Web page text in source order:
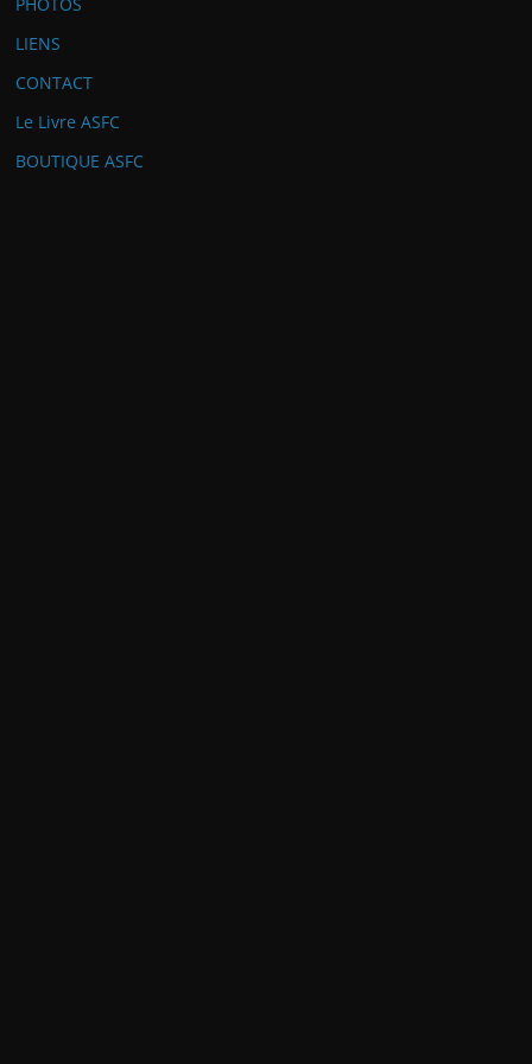
LIENS
CONTACT
Le Livre ASFC
BOUTIQUE ASFC